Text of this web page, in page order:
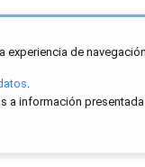
experiencia de
.
a información